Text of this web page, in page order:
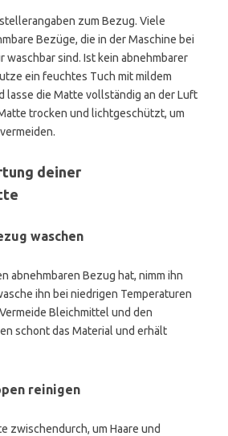
zum Bezug. Viele
Bezüge, die in der Maschine bei
waschbar sind. Ist kein abnehmbarer
ein feuchtes Tuch mit mildem
lasse die Matte vollständig an der Luft
trocken und lichtgeschützt, um
deiner
waschen
abnehmbaren Bezug hat, nimm ihn
ihn bei niedrigen Temperaturen
Bleichmittel und den
schont das Material und erhält
reinigen
zwischendurch, um Haare und